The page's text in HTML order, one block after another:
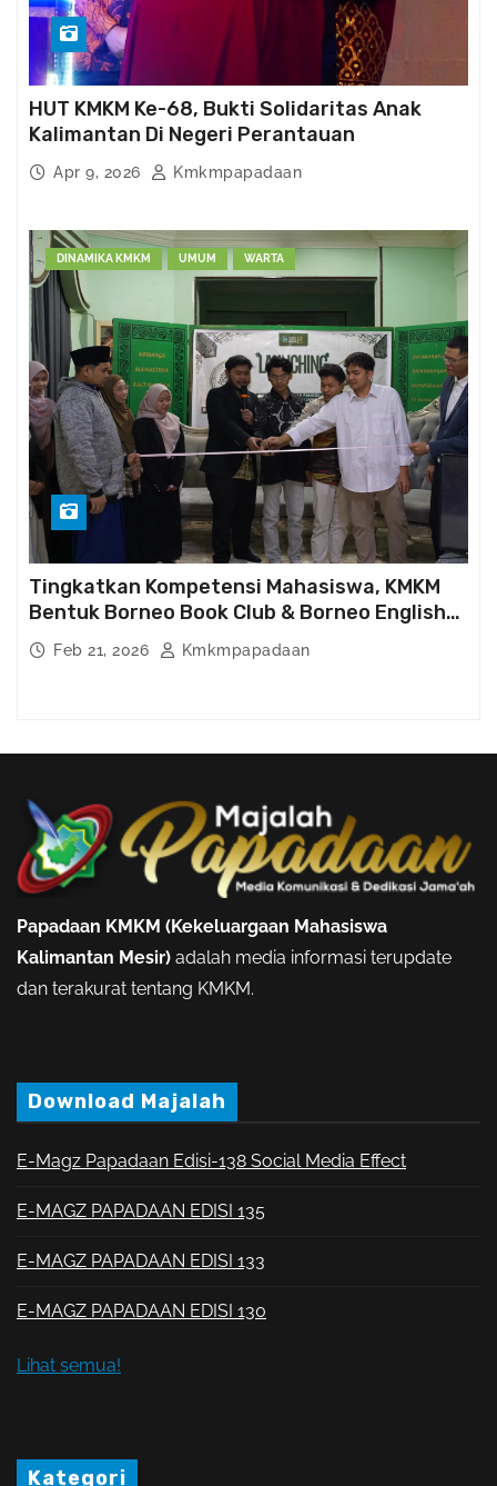
HUT KMKM Ke-68, Bukti Solidaritas Anak
Kalimantan Di Negeri Perantauan
Apr 9, 2026 Kmkmpapadaan
DINAMIKA KMKM UMUM WARTA
Tingkatkan Kompetensi Mahasiswa, KMKM
Bentuk Borneo Book Club & Borneo English
ClubFeb 21, 2026 Kmkmpapadaan
Papadaan KMKM (Kekeluargaan Mahasiswa
Kalimantan Mesir) adalah media informasi terupdate
dan terakurat tentang KMKM.
Download Majalah
E-Magz Papadaan Edisi-138 Social Media Effect
E-MAGZ PAPADAAN EDISI 135
E-MAGZ PAPADAAN EDISI 133
E-MAGZ PAPADAAN EDISI 130
Lihat semua!
Kategori